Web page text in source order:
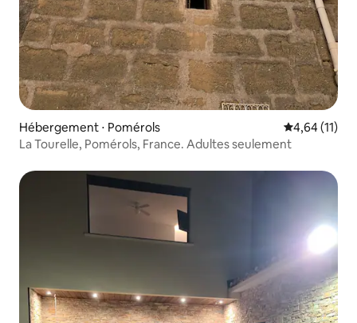
Hébergement ⋅ Pomérols Évaluation
4,64 (11)
La Tourelle, Pomérols, France. Adultes seulement